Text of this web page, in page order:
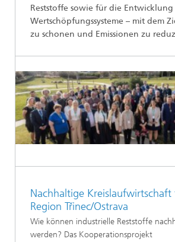
Reststoffe sowie für die
Wertschöpfungssysteme – mit dem
zu schonen und Emissionen zu
Nachhaltige
Region Třinec/Ostrava
Wie können industrielle Reststoffe
werden? Das Kooperationsprojekt